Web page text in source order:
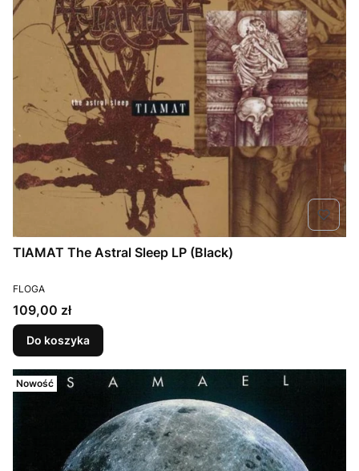
TIAMAT The Astral Sleep LP (Black)
PRODUCENT
FLOGA
Cena
109,00 zł
Do koszyka
Nowość